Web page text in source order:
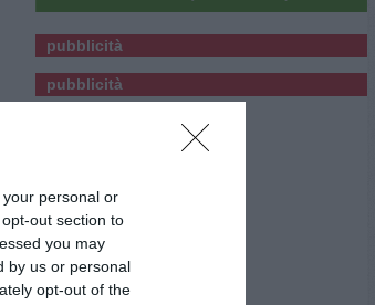
personal or
out section to
you may
by us or personal
opt-out of the
pubblicità
pubblicità